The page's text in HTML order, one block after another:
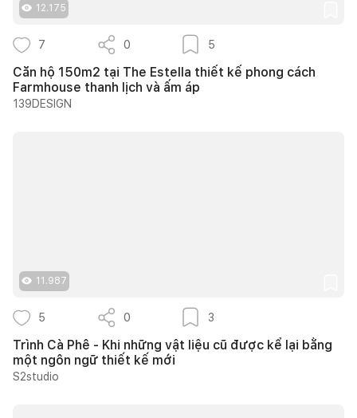
12.175
7 0 5
Căn hộ 150m2 tại The Estella thiết kế phong cách
Farmhouse thanh lịch và ấm áp
139DESIGN
11.987
5 0 3
Trình Cà Phê - Khi những vật liệu cũ được kể lại bằng
một ngôn ngữ thiết kế mới
S2studio